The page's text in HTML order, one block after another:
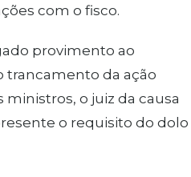
com o fisco.
provimento ao
trancamento da ação
o juiz da causa
o requisito do dolo